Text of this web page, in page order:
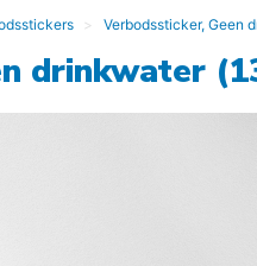
Verbodssticker, Geen
drinkwater